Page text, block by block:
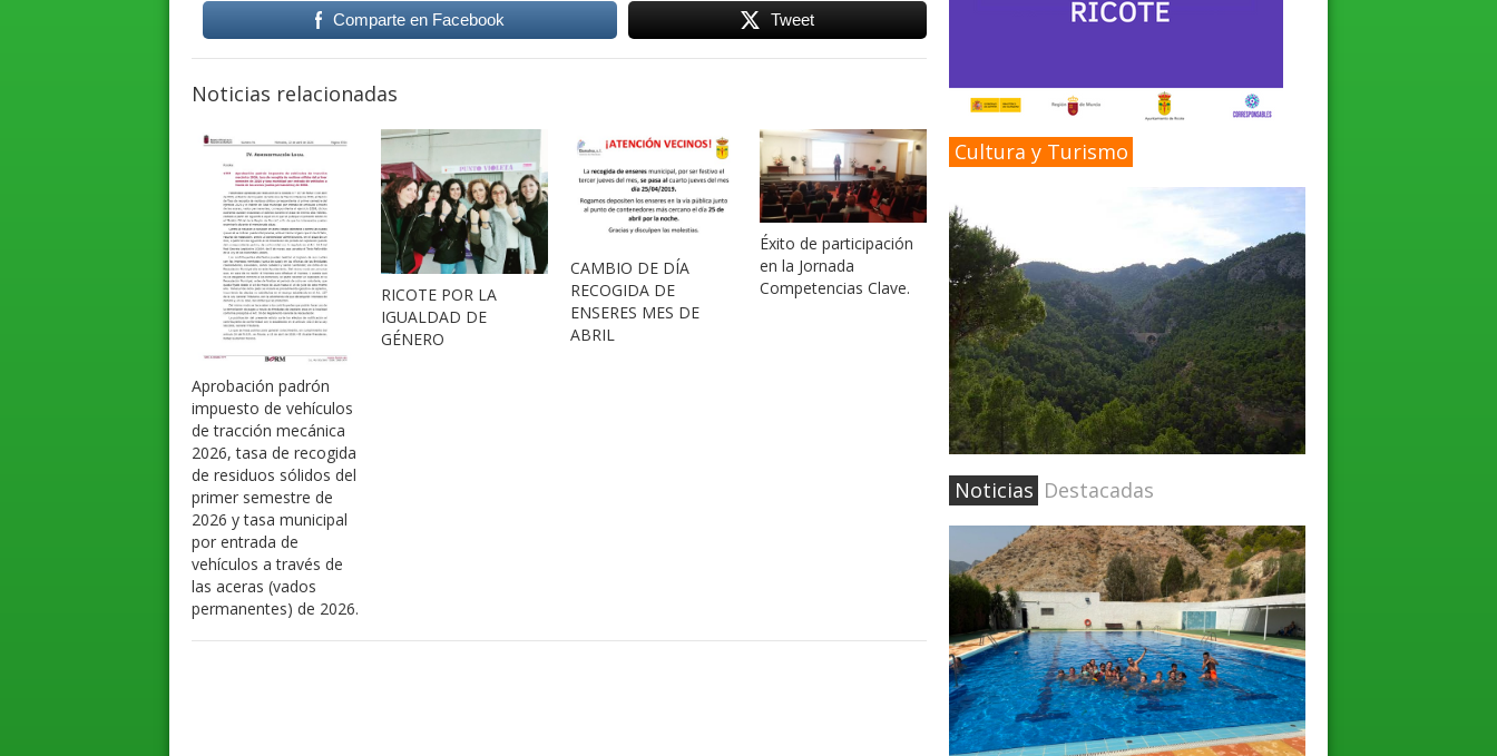
Comparte en Facebook Tweet
Noticias relacionadas
Aprobación padrón
impuesto de vehículos
de tracción mecánica
2026, tasa de recogida
de residuos sólidos del
primer semestre de
2026 y tasa municipal
por entrada de
vehículos a través de
las aceras (vados
permanentes) de 2026.
RICOTE POR LA
IGUALDAD DE
GÉNERO
CAMBIO DE DÍA
RECOGIDA DE
ENSERES MES DE
ABRIL
Éxito de participación
en la Jornada
Competencias Clave.
Cultura y Turismo
Noticias Destacadas